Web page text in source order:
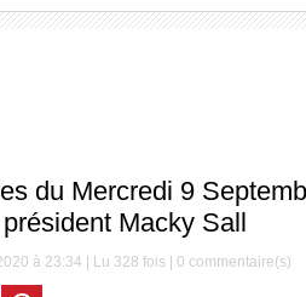
du Mercredi 9
Macky Sall
à 23:34 | Lu 328 fois |0 commentaire(s)